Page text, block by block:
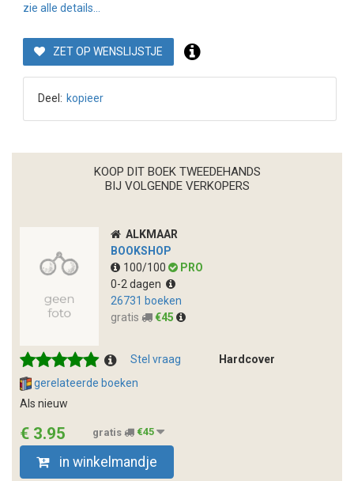
zie alle details...
ZET OP WENSLIJSTJE
Deel: kopieer
KOOP DIT BOEK TWEEDEHANDS
BIJ VOLGENDE VERKOPERS
ALKMAAR
BOOKSHOP
100/100
PRO
0-2 dagen
26731 boeken
gratis
€45
Stel vraag
Hardcover
gerelateerde boeken
Als nieuw
€ 3.95 gratis €45
in winkelmandje